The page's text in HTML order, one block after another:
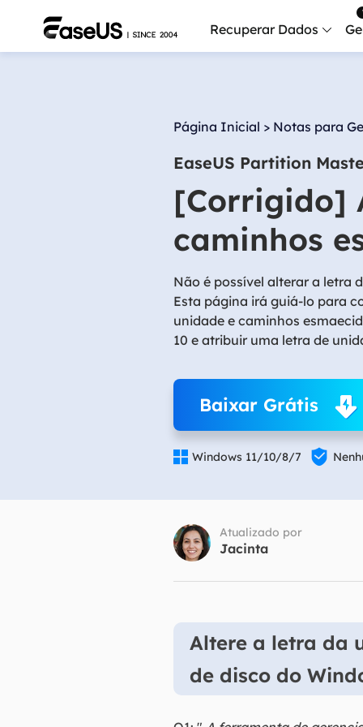
Recuperar Dados
Mais
Página Inicial > Notas para
EaseUS Partition
[Corrigido]
caminhos
Não é possível alterar a letra
Esta página irá guiá-lo para
unidade e caminhos
10 e atribuir uma letra de
Baixar Grátis
 Windows 11/10/8/7 
Atualizado por
Jacinta
Altere a letra da
de disco do